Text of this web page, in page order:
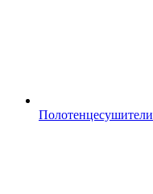
Полотенцесушители